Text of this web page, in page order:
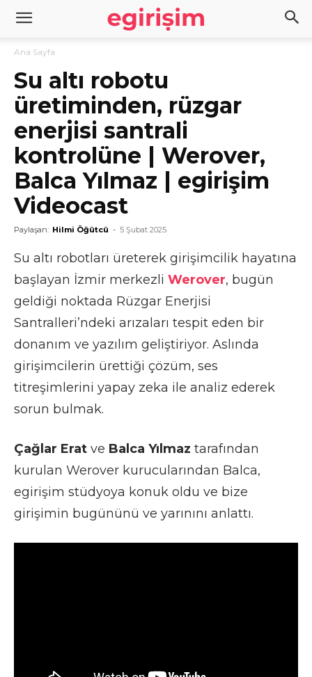
Ana Sayfa
Su altı robotu
üretiminden, rüzgar
enerjisi santrali
kontrolüne | Werover,
Balca Yılmaz | egirişim
Videocast
Paylaşan: Hilmi Öğütcü - 5 Şubat 2025
Su altı robotları üreterek girişimcilik hayatına
başlayan İzmir merkezli Werover, bugün
geldiği noktada Rüzgar Enerjisi
Santralleri’ndeki arızaları tespit eden bir
donanım ve yazılım geliştiriyor. Aslında
girişimcilerin ürettiği çözüm, ses
titreşimlerini yapay zeka ile analiz ederek
sorun bulmak.
Çağlar Erat ve Balca Yılmaz tarafından
kurulan Werover kurucularından Balca,
egirişim stüdyoya konuk oldu ve bize
girişimin bugününü ve yarınını anlattı.